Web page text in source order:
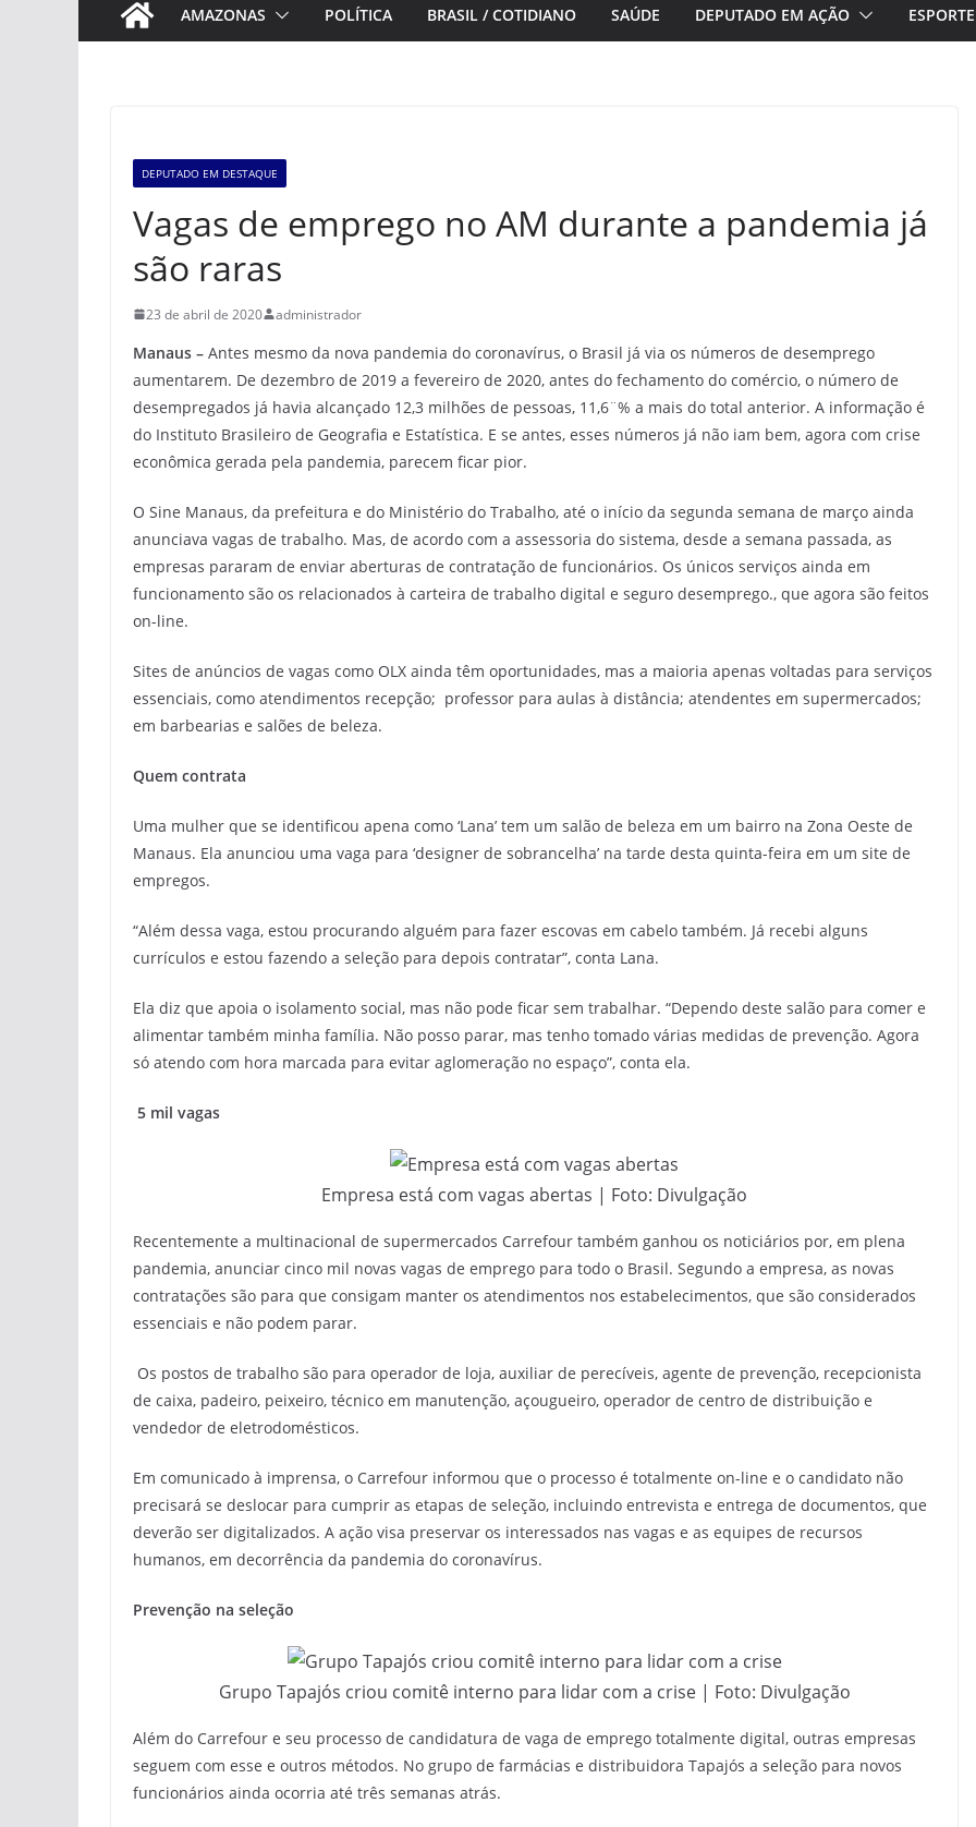
AMAZONAS POLÍTICA BRASIL / COTIDIANO SAÚDE DEPUTADO EM AÇÃO ESPORTE
DEPUTADO EM DESTAQUE
Vagas de emprego no AM durante a pandemia já
são raras
23 de abril de 2020 administrador
Manaus – Antes mesmo da nova pandemia do coronavírus, o Brasil já via os números de desemprego
aumentarem. De dezembro de 2019 a fevereiro de 2020, antes do fechamento do comércio, o número de
desempregados já havia alcançado 12,3 milhões de pessoas, 11,6¨% a mais do total anterior. A informação é
do Instituto Brasileiro de Geografia e Estatística. E se antes, esses números já não iam bem, agora com crise
econômica gerada pela pandemia, parecem ficar pior.
O Sine Manaus, da prefeitura e do Ministério do Trabalho, até o início da segunda semana de março ainda
anunciava vagas de trabalho. Mas, de acordo com a assessoria do sistema, desde a semana passada, as
empresas pararam de enviar aberturas de contratação de funcionários. Os únicos serviços ainda em
funcionamento são os relacionados à carteira de trabalho digital e seguro desemprego., que agora são feitos
on-line.
Sites de anúncios de vagas como OLX ainda têm oportunidades, mas a maioria apenas voltadas para serviços
essenciais, como atendimentos recepção; professor para aulas à distância; atendentes em supermercados;
em barbearias e salões de beleza.
Quem contrata
Uma mulher que se identificou apena como ‘Lana’ tem um salão de beleza em um bairro na Zona Oeste de
Manaus. Ela anunciou uma vaga para ‘designer de sobrancelha’ na tarde desta quinta-feira em um site de
empregos.
“Além dessa vaga, estou procurando alguém para fazer escovas em cabelo também. Já recebi alguns
currículos e estou fazendo a seleção para depois contratar”, conta Lana.
Ela diz que apoia o isolamento social, mas não pode ficar sem trabalhar. “Dependo deste salão para comer e
alimentar também minha família. Não posso parar, mas tenho tomado várias medidas de prevenção. Agora
só atendo com hora marcada para evitar aglomeração no espaço”, conta ela.
5 mil vagas
Empresa está com vagas abertas | Foto: Divulgação
Recentemente a multinacional de supermercados Carrefour também ganhou os noticiários por, em plena
pandemia, anunciar cinco mil novas vagas de emprego para todo o Brasil. Segundo a empresa, as novas
contratações são para que consigam manter os atendimentos nos estabelecimentos, que são considerados
essenciais e não podem parar.
Os postos de trabalho são para operador de loja, auxiliar de perecíveis, agente de prevenção, recepcionista
de caixa, padeiro, peixeiro, técnico em manutenção, açougueiro, operador de centro de distribuição e
vendedor de eletrodomésticos.
Em comunicado à imprensa, o Carrefour informou que o processo é totalmente on-line e o candidato não
precisará se deslocar para cumprir as etapas de seleção, incluindo entrevista e entrega de documentos, que
deverão ser digitalizados. A ação visa preservar os interessados nas vagas e as equipes de recursos
humanos, em decorrência da pandemia do coronavírus.
Prevenção na seleção
Grupo Tapajós criou comitê interno para lidar com a crise | Foto: Divulgação
Além do Carrefour e seu processo de candidatura de vaga de emprego totalmente digital, outras empresas
seguem com esse e outros métodos. No grupo de farmácias e distribuidora Tapajós a seleção para novos
funcionários ainda ocorria até três semanas atrás.